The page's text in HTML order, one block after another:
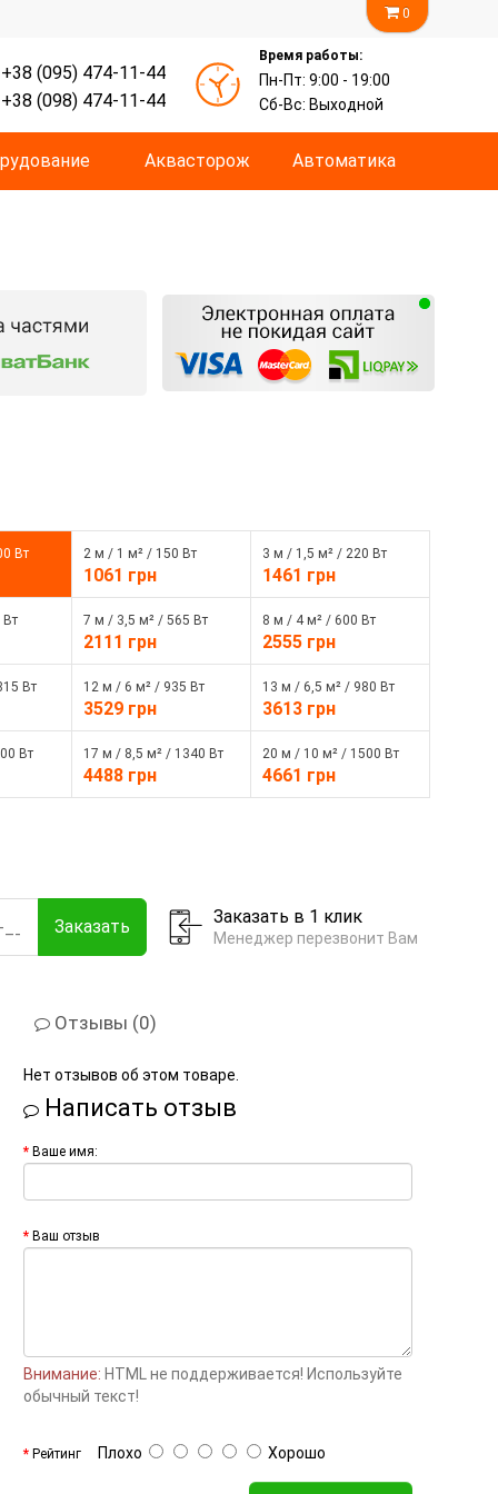
0
+38 (095) 474-11-44
+38 (098) 474-11-44
Время работы:
Пн-Пт: 9:00 - 19:00
Сб-Вс: Выходной
Аквасторож Автоматика
Вт 2 м / 1 м² / 150 Вт
1061 грн
3 м / 1,5 м² / 220 Вт
1461 грн
7 м / 3,5 м² / 565 Вт
2111 грн
8 м / 4 м² / 600 Вт
2555 грн
Вт 12 м / 6 м² / 935 Вт
3529 грн
13 м / 6,5 м² / 980 Вт
3613 грн
Вт 17 м / 8,5 м² / 1340 Вт
4488 грн
20 м / 10 м² / 1500 Вт
4661 грн
Заказать в 1 клик
Менеджер перезвонит Вам
Заказать
Отзывы (0)
Нет отзывов об этом товаре.
Написать отзыв
Ваше имя:
Ваш отзыв
Внимание: HTML не поддерживается! Используйте
обычный текст!
Рейтинг Плохо Хорошо